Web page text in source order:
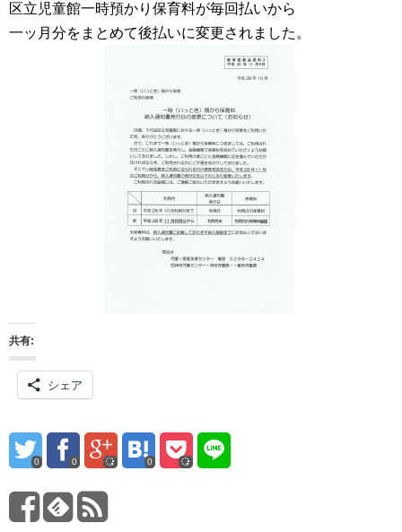
区立児童館一時預かり保育料が毎回払いから
一ッ月分をまとめて後払いに変更されました。
共有:
シェア
0 0 0